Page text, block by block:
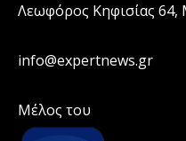
Λεωφόρος Κηφισίας 64,
info@expertnews.gr
Μέλος του